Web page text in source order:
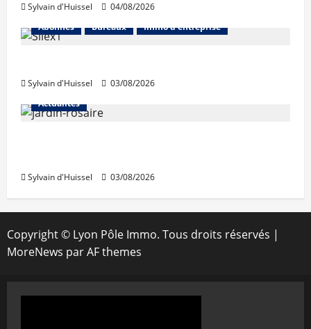
Sylvain d'Huissel
04/08/2026
Abonnés
Bureaux Immo d'entreprise
Sylvain d'Huissel
03/08/2026
Actualités
Sylvain d'Huissel 03/08/2026
Copyright © Lyon Pôle Immo. Tous droits réservés |
MoreNews par AF themes